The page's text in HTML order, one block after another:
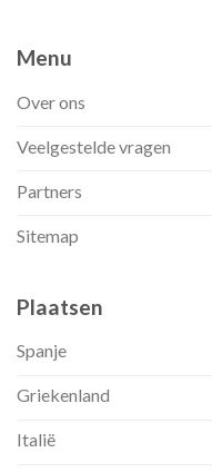
Menu
Over ons
Veelgestelde vragen
Partners
Sitemap
Plaatsen
Spanje
Griekenland
Italië